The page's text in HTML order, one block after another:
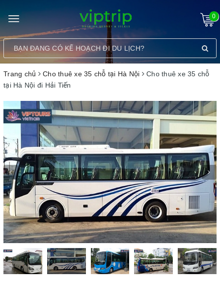
Toggle
navigation
0
Trang chủ Cho thuê xe 35 chỗ tại Hà Nội
Cho thuê xe 35 chỗ
tại Hà Nội đi Hải Tiến